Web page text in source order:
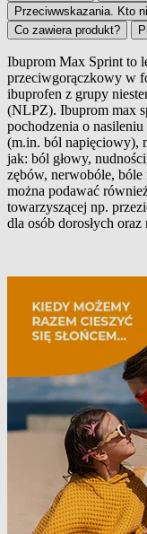
Przeciwwskazania. Kto
Co zawiera produkt?
Opis produktu
Ibuprom Max Sprint to
przeciwgorączkowy w
ibuprofen z grupy
(NLPZ). Ibuprom max
pochodzenia o
(m.in. ból napięciowy),
jak: ból głowy,
zębów, nerwobóle,
można podawać
towarzyszącej np.
dla osób dorosłych